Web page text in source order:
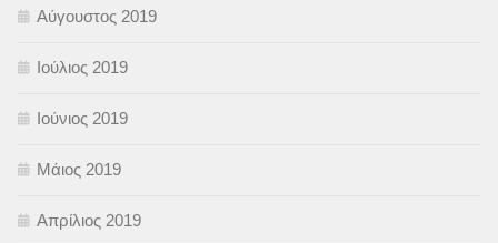
Αύγουστος 2019
Ιούλιος 2019
Ιούνιος 2019
Μάιος 2019
Απρίλιος 2019